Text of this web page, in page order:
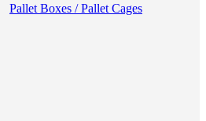
Pallet Boxes / Pallet Cages